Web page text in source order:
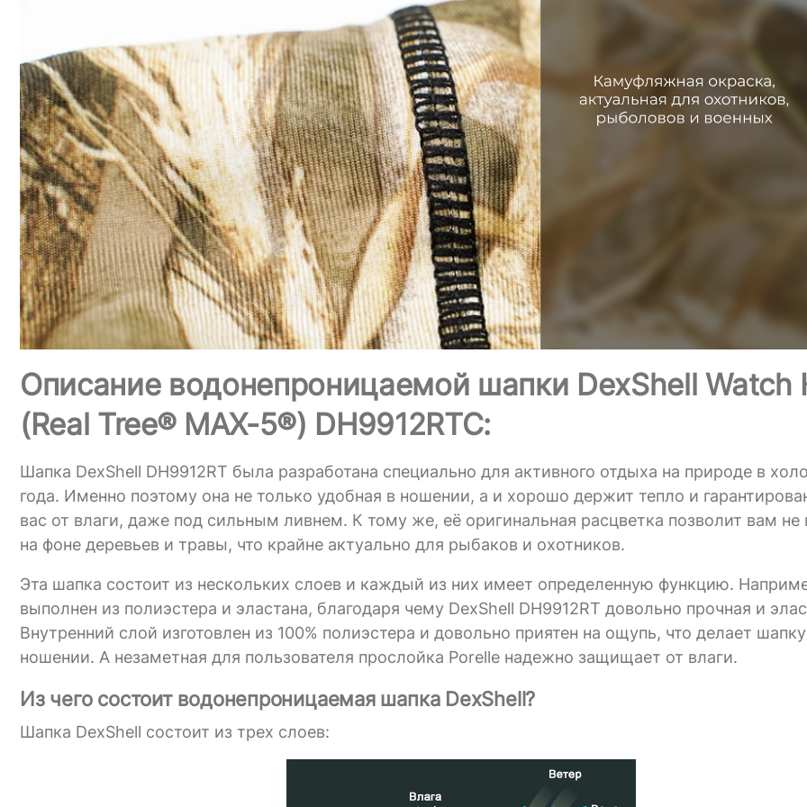
Описание водонепроницаемой шапки DexShell Watch
(Real Tree® MAX-5®) DH9912RTC:
Шапка DexShell DH9912RT была разработана специально для активного отдыха на природе в
года. Именно поэтому она не только удобная в ношении, а и хорошо держит тепло и
вас от влаги, даже под сильным ливнем. К тому же, её оригинальная расцветка позволит вам не
на фоне деревьев и травы, что крайне актуально для рыбаков и охотников.
Эта шапка состоит из нескольких слоев и каждый из них имеет определенную функцию.
выполнен из полиэстера и эластана, благодаря чему DexShell DH9912RT довольно прочная и
Внутренний слой изготовлен из 100% полиэстера и довольно приятен на ощупь, что делает
ношении. А незаметная для пользователя прослойка Porelle надежно защищает от влаги.
Из чего состоит водонепроницаемая шапка DexShell?
Шапка DexShell состоит из трех слоев: